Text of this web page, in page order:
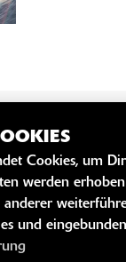
Cookies, um
werden
und